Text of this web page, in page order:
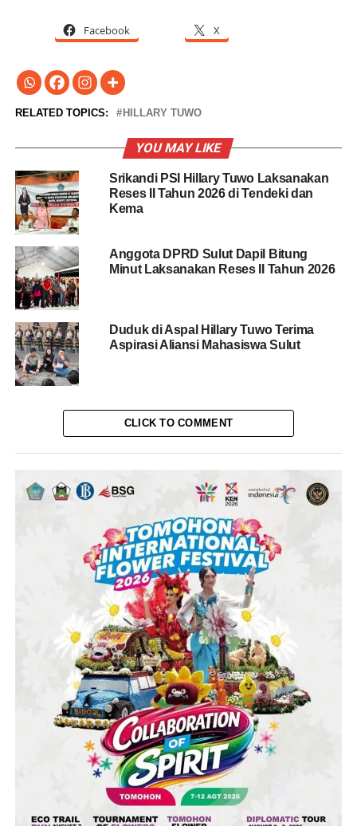
Facebook X
RELATED TOPICS: HILLARY TUWO
YOU MAY LIKE
Srikandi PSI Hillary Tuwo Laksanakan
Reses II Tahun 2026 di Tendeki dan
Kema
Anggota DPRD Sulut Dapil Bitung
Minut Laksanakan Reses II Tahun 2026
Duduk di Aspal Hillary Tuwo Terima
Aspirasi Aliansi Mahasiswa Sulut
CLICK TO COMMENT